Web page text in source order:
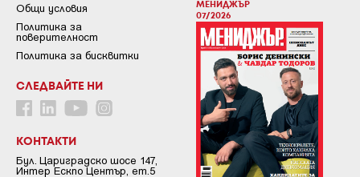
МЕНИДЖЪР
07/2026
Общи условия
Пoлитикa зa
пoвepитeлнocт
Политика за бисквитки
СЛЕДВАЙТЕ НИ
КОНТАКТИ
Бул. Цариградско шосе 147,
Интер Ескпо Център, ет.5